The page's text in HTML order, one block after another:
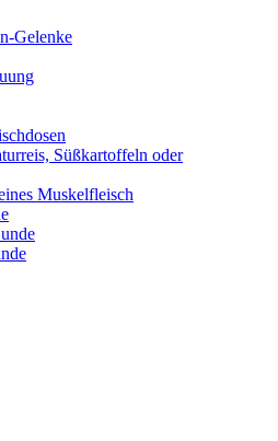
Gelenke
Süßkartoffeln oder
Muskelfleisch